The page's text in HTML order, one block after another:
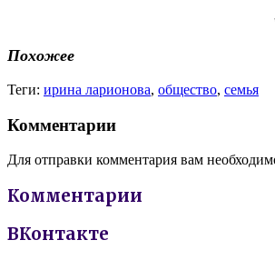
Похожее
Теги: ирина ларионова, общество, семья
Комментарии
Для отправки комментария вам
Комментарии
ВКонтакте